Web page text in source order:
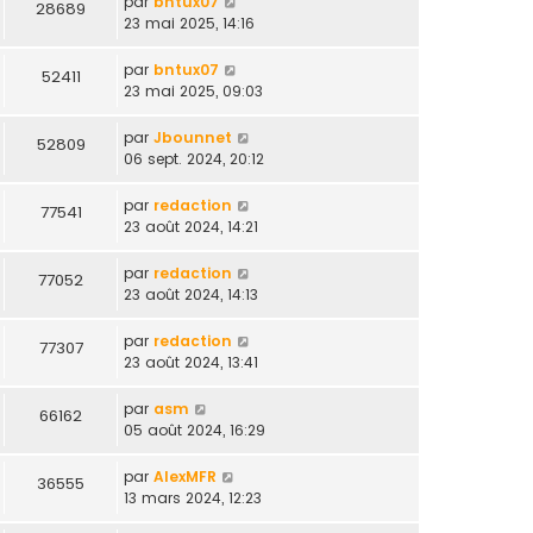
28689
23 mai 2025, 14:16
52411 par bntux07
23 mai 2025, 09:03
52809 par Jbounnet
06 sept. 2024, 20:12
77541 par redaction
23 août 2024, 14:21
77052 par redaction
23 août 2024, 14:13
77307 par redaction
23 août 2024, 13:41
66162 par asm
05 août 2024, 16:29
36555 par AlexMFR
13 mars 2024, 12:23